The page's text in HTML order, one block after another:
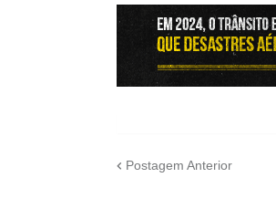
Postagem Anterior